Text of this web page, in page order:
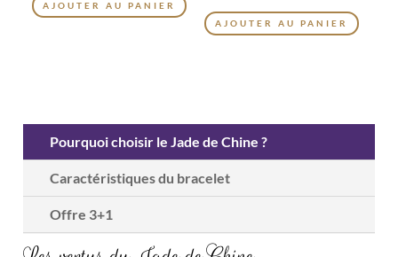
AJOUTER AU PANIER
AJOUTER AU PANIER
Pourquoi choisir le Jade de Chine ?
Caractéristiques du bracelet
Offre 3+1